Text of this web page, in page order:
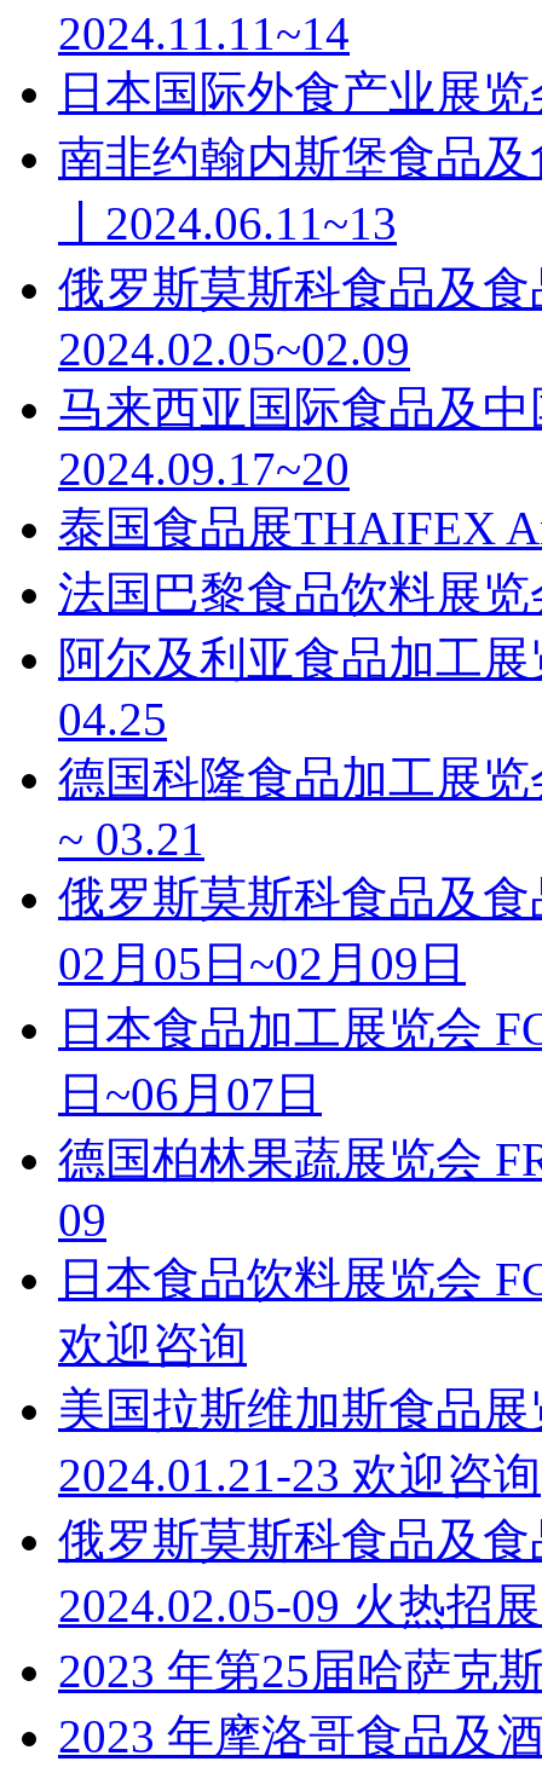
2024.11.11~14
日本国际外食产业展览
南非约翰内斯堡食品
丨2024.06.11~13
俄罗斯莫斯科食品及
2024.02.05~02.09
马来西亚国际食品及
2024.09.17~20
泰国食品展THAIFEX
法国巴黎食品饮料展览
阿尔及利亚食品加工展
04.25
德国科隆食品加工展览
~ 03.21
俄罗斯莫斯科食品及
02月05日~02月09日
日本食品加工展览会
日~06月07日
德国柏林果蔬展览会
09
日本食品饮料展览会
欢迎咨询
美国拉斯维加斯食品展
2024.01.21-23 欢迎咨询
俄罗斯莫斯科食品及
2024.02.05-09 火热招
2023 年第25届哈萨克
2023 年摩洛哥食品及